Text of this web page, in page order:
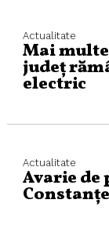
Actualitate
Mai
județ
electric
Actualitate
Avarie